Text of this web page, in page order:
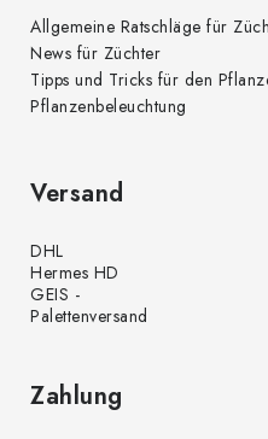
Allgemeine Ratschläge für
News für Züchter
Tipps und Tricks für den
Pflanzenbeleuchtung
Versand
DHL
Hermes HD
GEIS -
Palettenversand
Zahlung